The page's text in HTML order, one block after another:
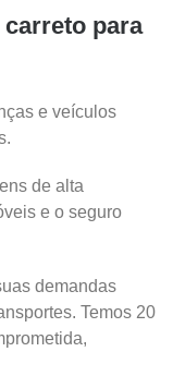
para
e veículos
de alta
e o seguro
demandas
Temos 20